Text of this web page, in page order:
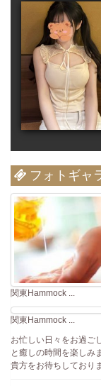
フォトギャ
関東Hammock ...
関東Hammock ...
お忙しい日々をお過ご
と癒しの時間を楽しみ
貴方をお待ちしており